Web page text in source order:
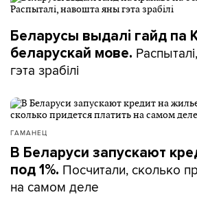
Беларусы выдалі гайд па
беларускай мове.
гэта зрабілі
ГАМАНЕЦ
В Беларуси запускают
под 1%. Посчитали, сколько
на самом деле